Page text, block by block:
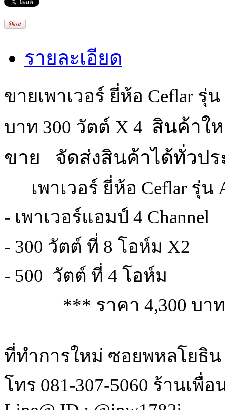
รายละเอียด
ขายเพาเวอร์ ยี่ห้อ Ceflar รุ่
บาท 300 วัตต์ X 4 สินค้าใ
ขาย   จัดส่งสินค้าได้ทั่วปร
เพาเวอร์ ยี่ห้อ
- เพาเวอร์แอมป์ 4 Channel
- 300 วัตต์ ที่ 8 โอห์ม X2
- 500  วัตต์ ที่ 4 โอห์ม
*** ราคา 4,300
ที่ทำการใหม่ ซอยพหลโยธิน
โทร 081-307-5060 ร้านเพื่